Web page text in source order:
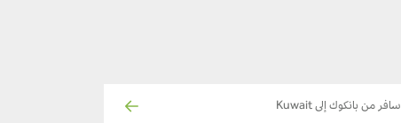
سافر من بانكوك إلى Kuwait